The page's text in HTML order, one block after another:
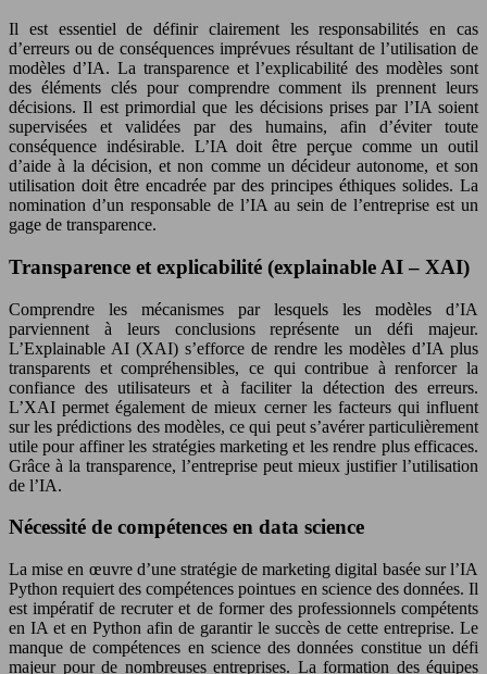
Il est essentiel de définir clairement les responsabilités en cas
d’erreurs ou de conséquences imprévues résultant de l’utilisation de
modèles d’IA. La transparence et l’explicabilité des modèles sont
des éléments clés pour comprendre comment ils prennent leurs
décisions. Il est primordial que les décisions prises par l’IA soient
supervisées et validées par des humains, afin d’éviter toute
conséquence indésirable. L’IA doit être perçue comme un outil
d’aide à la décision, et non comme un décideur autonome, et son
utilisation doit être encadrée par des principes éthiques solides. La
nomination d’un responsable de l’IA au sein de l’entreprise est un
gage de transparence.
Transparence et explicabilité (explainable AI – XAI)
Comprendre les mécanismes par lesquels les modèles d’IA
parviennent à leurs conclusions représente un défi majeur.
L’Explainable AI (XAI) s’efforce de rendre les modèles d’IA plus
transparents et compréhensibles, ce qui contribue à renforcer la
confiance des utilisateurs et à faciliter la détection des erreurs.
L’XAI permet également de mieux cerner les facteurs qui influent
sur les prédictions des modèles, ce qui peut s’avérer particulièrement
utile pour affiner les stratégies marketing et les rendre plus efficaces.
Grâce à la transparence, l’entreprise peut mieux justifier l’utilisation
de l’IA.
Nécessité de compétences en data science
La mise en œuvre d’une stratégie de marketing digital basée sur l’IA
Python requiert des compétences pointues en science des données. Il
est impératif de recruter et de former des professionnels compétents
en IA et en Python afin de garantir le succès de cette entreprise. Le
manque de compétences en science des données constitue un défi
majeur pour de nombreuses entreprises. La formation des équipes